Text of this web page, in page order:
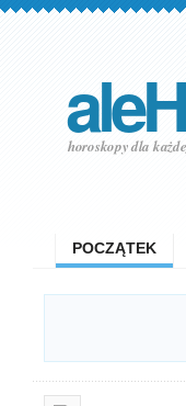
horoskopy dla
POCZĄTEK